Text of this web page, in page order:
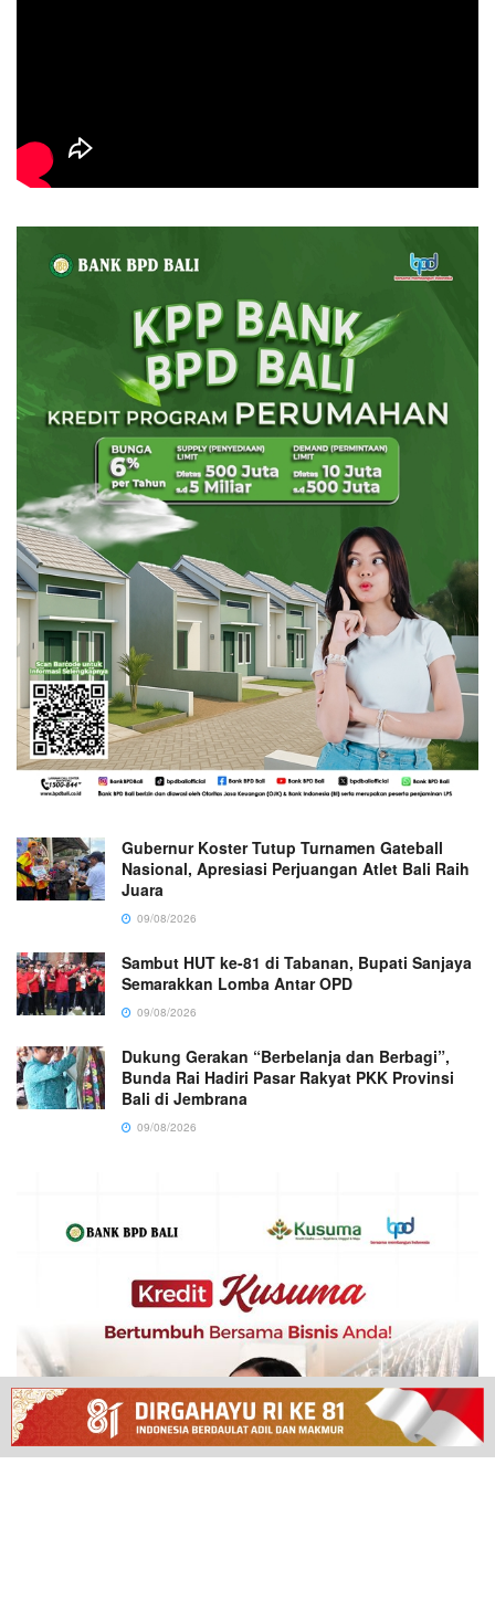
Gubernur Koster Tutup Turnamen Gateball
Nasional, Apresiasi Perjuangan Atlet Bali Raih
Juara
09/08/2026
Sambut HUT ke-81 di Tabanan, Bupati Sanjaya
Semarakkan Lomba Antar OPD
09/08/2026
Dukung Gerakan “Berbelanja dan Berbagi”,
Bunda Rai Hadiri Pasar Rakyat PKK Provinsi
Bali di Jembrana
09/08/2026